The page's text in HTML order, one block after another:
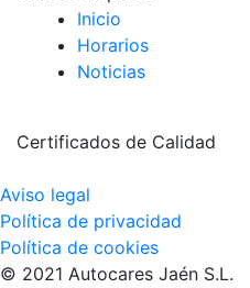
Inicio
Horarios
Noticias
Certificados de Calidad
Aviso legal
Política de privacidad
Política de cookies
© 2021 Autocares Jaén S.L.